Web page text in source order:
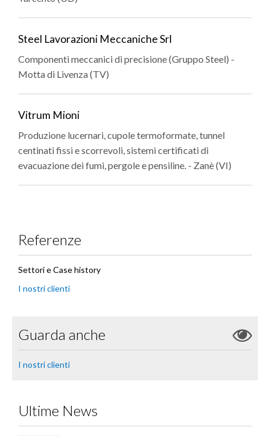
Steel Lavorazioni Meccaniche Srl
Componenti meccanici di precisione (Gruppo Steel) -
Motta di Livenza (TV)
Vitrum Mioni
Produzione lucernari, cupole termoformate, tunnel
centinati fissi e scorrevoli, sistemi certificati di
evacuazione dei fumi, pergole e pensiline. - Zanè (VI)
Referenze
Settori e Case history
I nostri clienti
Guarda anche
I nostri clienti
Ultime News